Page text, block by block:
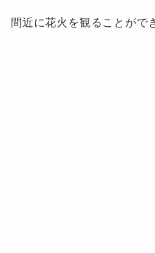
間近に花火を観ることがで